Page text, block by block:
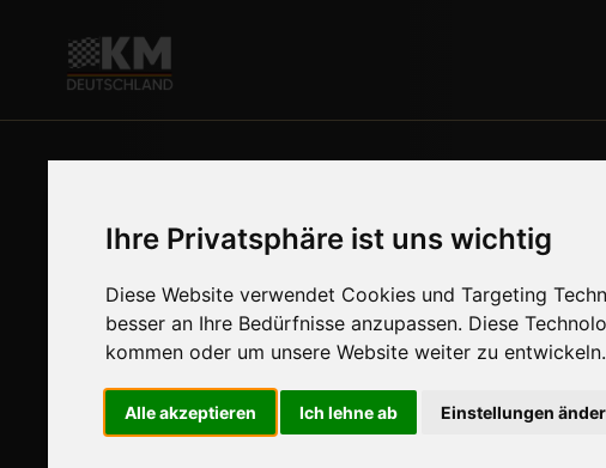
Ihre Privatsphäre ist uns wichtig
Diese Website verwendet Cookies und Targeting
besser an Ihre Bedürfnisse anzupassen. Diese
kommen oder um unsere Website weiter zu entwickeln.
Alle akzeptieren Ich lehne ab Einstellungen
Soweit nachstehend keine anderen Angaben
vertraglich vorgeschrieben, noch für einen